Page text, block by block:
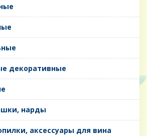
декоративные
нарды
аксессуары для вина